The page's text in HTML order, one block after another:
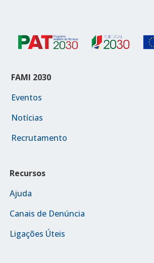
FAMI 2030
Eventos
Notícias
Recrutamento
Recursos
Ajuda
Canais de Denúncia
Ligações Úteis